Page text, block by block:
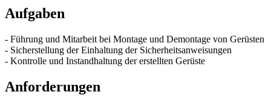
Aufgaben
- Führung und Mitarbeit bei Montage und Demontage von Gerüsten
- Sicherstellung der Einhaltung der Sicherheitsanweisungen
- Kontrolle und Instandhaltung der erstellten Gerüste
Anforderungen